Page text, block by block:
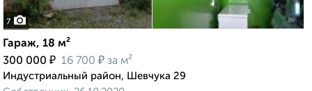
7
Гараж, 18 м²
300 000 ₽ 16 700 ₽ за м²
Индустриальный район, Шевчука 29